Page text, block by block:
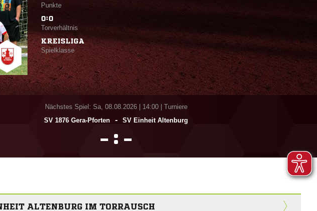
Punkte
0:0
Torverhältnis
KREISLIGA
Spielklasse
Nächstes Spiel: Sa, 08.08.2026| 14:00 | Turniere
SV 1876 Gera-Pforten
- SV Einheit Altenburg
 : 
ALTENBURG IM TORRAUSCH